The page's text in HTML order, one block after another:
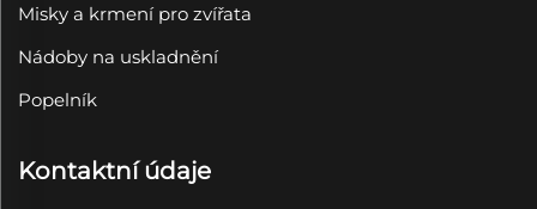
Misky a krmení pro zvířata
Nádoby na uskladnění
Popelník
Kontaktní údaje